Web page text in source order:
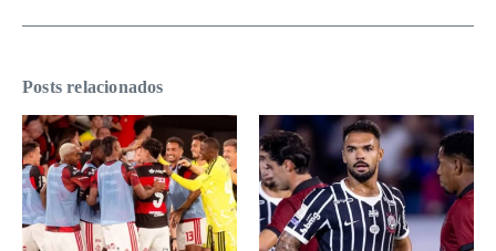
Posts relacionados